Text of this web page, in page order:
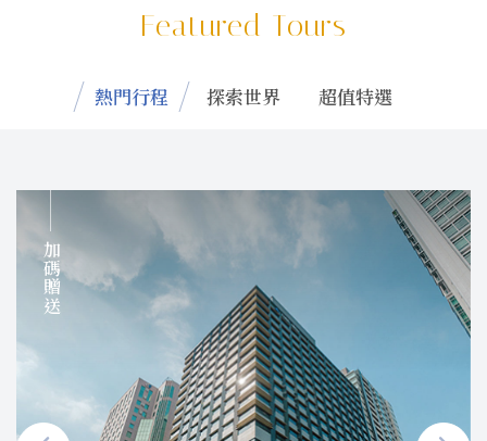
Featured Tours
熱門行程 探索世界 超值特選
加碼贈送